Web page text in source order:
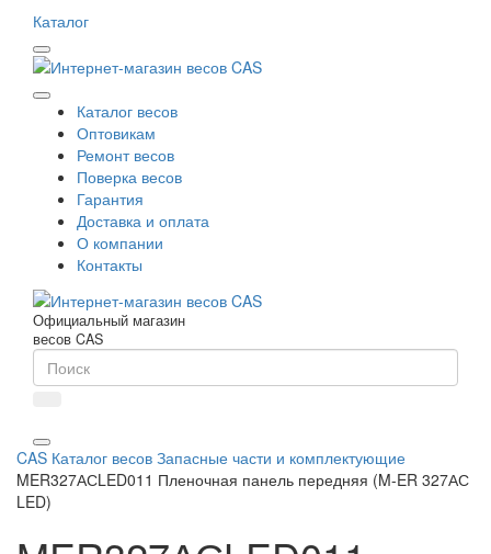
Каталог
Каталог весов
Оптовикам
Ремонт весов
Поверка весов
Гарантия
Доставка и оплата
О компании
Контакты
Официальный магазин
весов CAS
CAS Каталог весов Запасные части и комплектующие
MER327АСLED011 Пленочная панель передняя (M-ER 327АС
LED)